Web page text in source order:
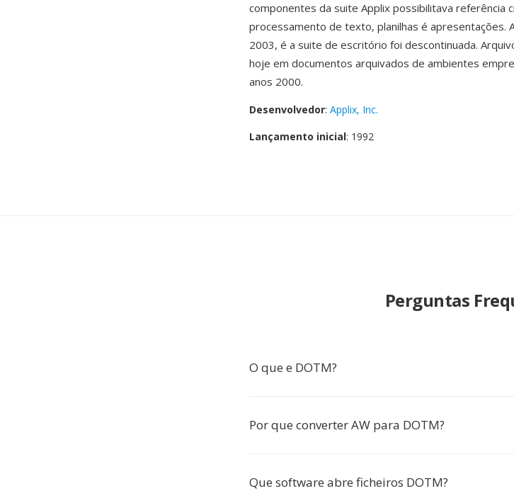
componentes da suite Applix possibilitava referência
processamento de texto, planilhas é apresentações.
2003, é a suite de escritório foi descontinuada.
hoje em documentos arquivados de ambientes
anos 2000.
Desenvolvedor: Applix, Inc.
Lançamento inicial: 1992
Perguntas
O que e DOTM?
Por que converter AW para DOTM?
Que software abre ficheiros DOTM?